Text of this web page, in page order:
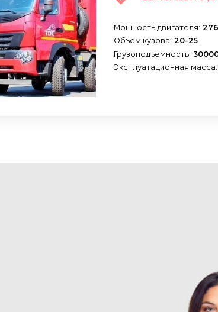
Мощность двигателя: 276
Объем кузова: 20-25
Грузоподъемность:
Эксплуатационная масса: